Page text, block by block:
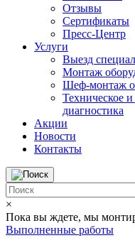
Отзывы
Сертификаты
Пресс-Центр
Услуги
Выезд
Монтаж
Шеф-монтаж
Техническое
диагностика
Акции
Новости
Контакты
×
Пока вы ждете, мы
Выполненные работы